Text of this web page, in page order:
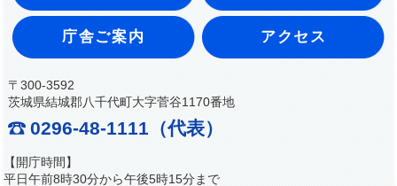
庁舎ご案内 アクセス
〒300-3592
茨城県結城郡八千代町大字菅谷1170番地
0296-48-1111（代表）
【開庁時間】
平日午前8時30分から午後5時15分まで